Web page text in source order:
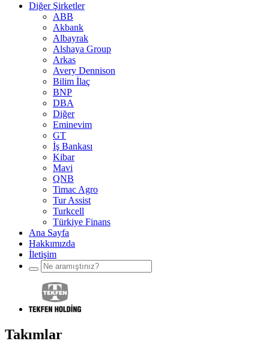
Diğer Şirketler
ABB
Akbank
Albayrak
Alshaya Group
Arkas
Avery Dennison
Bilim İlaç
BNP
DBA
Diğer
Eminevim
GT
İş Bankası
Kibar
Mavi
QNB
Timac Agro
Tur Assist
Turkcell
Türkiye Finans
Ana Sayfa
Hakkımızda
İletişim
Takımlar